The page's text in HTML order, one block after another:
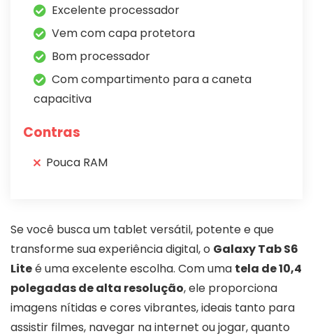
Excelente processador
Vem com capa protetora
Bom processador
Com compartimento para a caneta
capacitiva
Contras
Pouca RAM
Se você busca um tablet versátil, potente e que
transforme sua experiência digital, o Galaxy Tab S6
Liteé uma excelente escolha. Com uma tela de 10,4
polegadas de alta resolução, ele proporciona
imagens nítidas e cores vibrantes, ideais tanto para
assistir filmes, navegar na internet ou jogar, quanto